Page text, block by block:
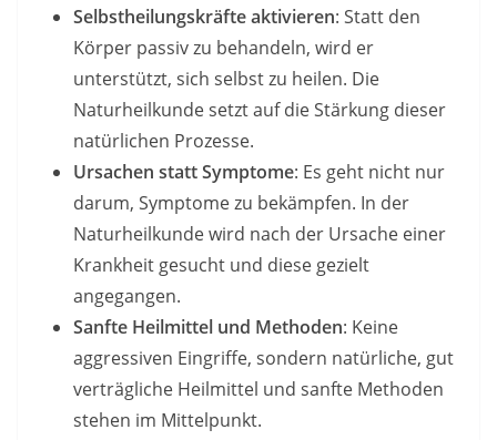
Selbstheilungskräfte aktivieren: Statt den
Körper passiv zu behandeln, wird er
unterstützt, sich selbst zu heilen. Die
Naturheilkunde setzt auf die Stärkung dieser
natürlichen Prozesse.
Ursachen statt Symptome: Es geht nicht nur
darum, Symptome zu bekämpfen. In der
Naturheilkunde wird nach der Ursache einer
Krankheit gesucht und diese gezielt
angegangen.
Sanfte Heilmittel und Methoden: Keine
aggressiven Eingriffe, sondern natürliche, gut
verträgliche Heilmittel und sanfte Methoden
stehen im Mittelpunkt.